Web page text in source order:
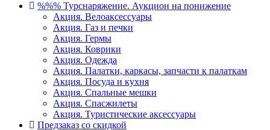
%%% Турснаряжение. Аукцион на понижение
Акция. Велоаксессуары
Акция. Газ и печки
Акция. Гермы
Акция. Коврики
Акция. Одежда
Акция. Палатки, каркасы, запчасти к палаткам
Акция. Посуда и кухня
Акция. Спальные мешки
Акция. Спасжилеты
Акция. Туристические аксессуары
Предзаказ со скидкой